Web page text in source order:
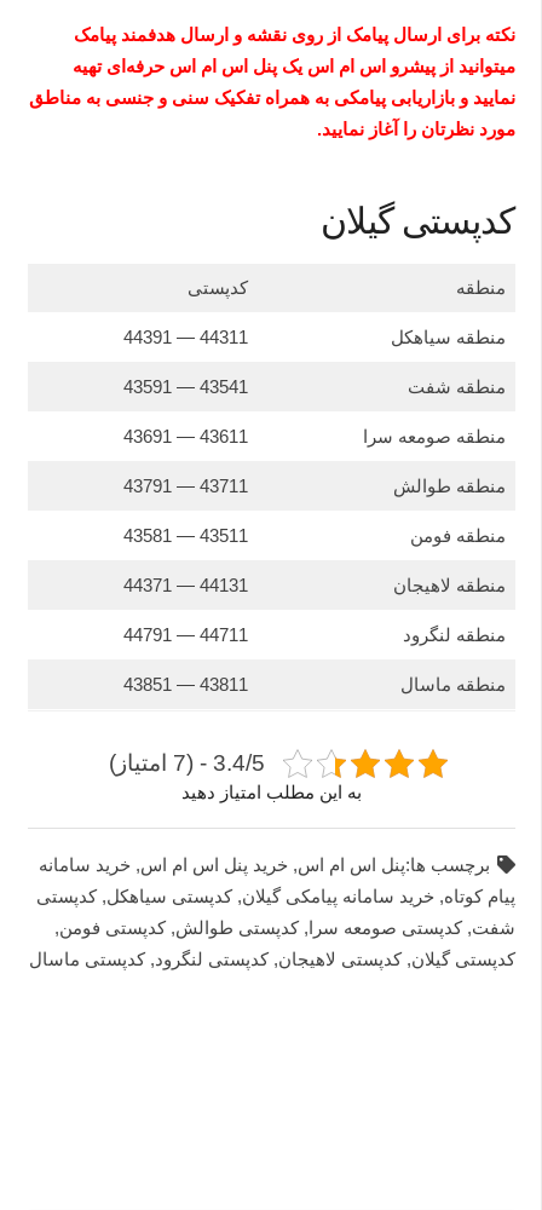
نکته برای ارسال پیامک از روی نقشه و ارسال هدفمند پیامک
میتوانید از پیشرو اس ام اس یک پنل اس ام اس حرفه‌ای تهیه
نمایید و بازاریابی پیامکی به همراه تفکیک سنی و جنسی به مناطق
مورد نظرتان را آغاز نمایید.
کدپستی گیلان
منطقه کدپستی
منطقه سياهكل 44311 — 44391
منطقه شفت 43541 — 43591
منطقه صومعه سرا 43611 — 43691
منطقه طوالش 43711 — 43791
منطقه فومن 43511 — 43581
منطقه لاهيجان 44131 — 44371
منطقه لنگرود 44711 — 44791
منطقه ماسال 43811 — 43851
3.4/5 - (7 امتیاز)
به این مطلب امتیاز دهید
برچسب ها:پنل اس ام اس, خرید پنل اس ام اس, خرید سامانه
پیام کوتاه, خرید سامانه پیامکی گیلان,کدپستی سیاهکل,کدپستی
شفت,کدپستی صومعه سرا,کدپستی طوالش,کدپستی فومن,
کدپستی گیلان,کدپستی لاهیجان,کدپستی لنگرود,کدپستی ماسال